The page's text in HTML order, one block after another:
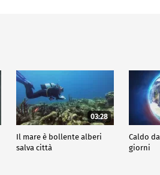
03:28
Il mare è bollente alberi
salva città
Caldo
giorni